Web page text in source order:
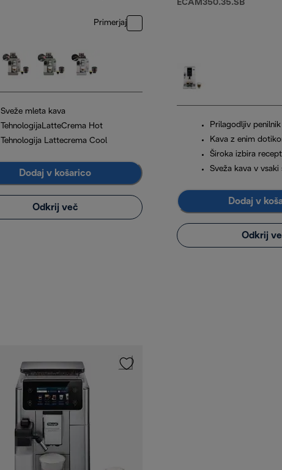
Primerjaj
Sveže mleta kava
TehnologijaLatteCrema Hot
Tehnologija Lattecrema Cool
Dodaj v košarico
Odkrij več
ECAM350.35.SB
Prilagodljiv
Kava z enim
Široka izbira
Sveža kava v vsaki
Dodaj v
Odkrij